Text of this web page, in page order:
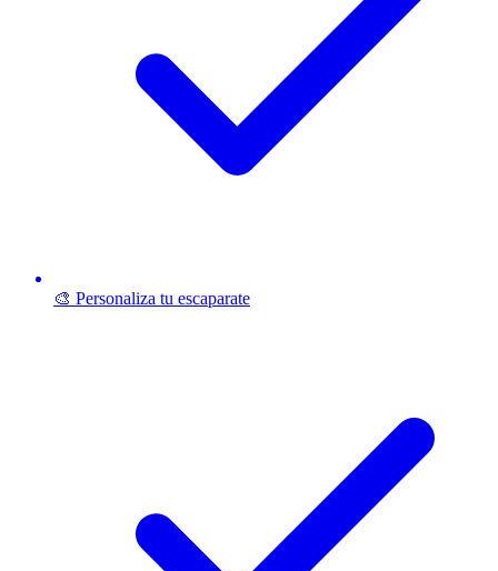
🎨 Personaliza tu escaparate